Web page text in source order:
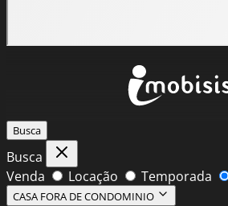
Busca
Busca
Venda
Locação Temporada
CASA FORA DE CONDOMINIO